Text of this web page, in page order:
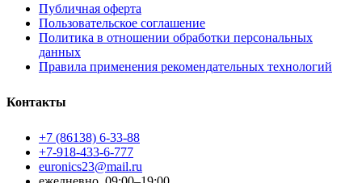
Публичная оферта
Пользовательское соглашение
Политика в отношении обработки персональных
данных
Правила применения рекомендательных технологий
Контакты
+7 (86138) 6-33-88
+7-918-433-6-777
euronics23@mail.ru